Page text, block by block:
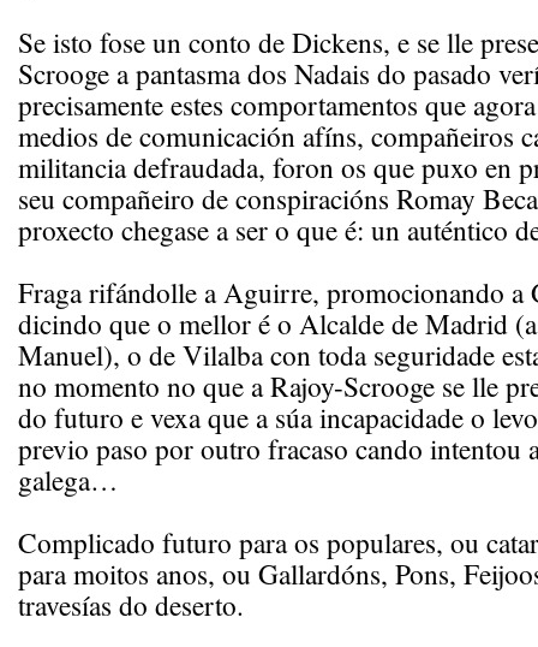
Se isto fose un conto de Dickens, e se lle
Scrooge a pantasma dos Nadais do pasado
precisamente estes comportamentos que
medios de comunicación afíns, compañeiros
militancia defraudada, foron os que puxo en
seu compañeiro de conspiracións Romay
proxecto chegase a ser o que é: un auténtico
Fraga rifándolle a Aguirre, promocionando a
dicindo que o mellor é o Alcalde de Madrid
Manuel), o de Vilalba con toda seguridade
no momento no que a Rajoy-Scrooge se lle
do futuro e vexa que a súa incapacidade o
previo paso por outro fracaso cando intentou
galega…
Complicado futuro para os populares, ou
para moitos anos, ou Gallardóns, Pons,
travesías do deserto.